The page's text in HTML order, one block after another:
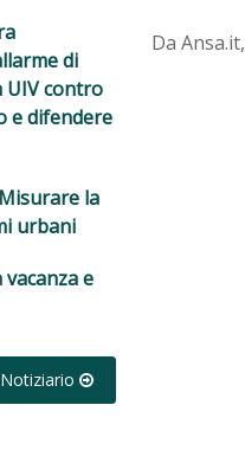
di
UIV contro
e difendere
la
urbani
vacanza e
Notiziario
Da